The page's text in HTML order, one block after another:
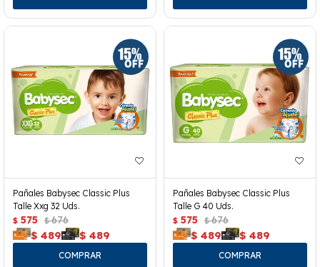
Pañales Babysec Classic Plus
Talle Xxg 32 Uds.
$ 575 $ 676
$ 489 $ 489
Pañales Babysec Classic Plus
Talle G 40 Uds.
$ 575 $ 676
$ 489 $ 489